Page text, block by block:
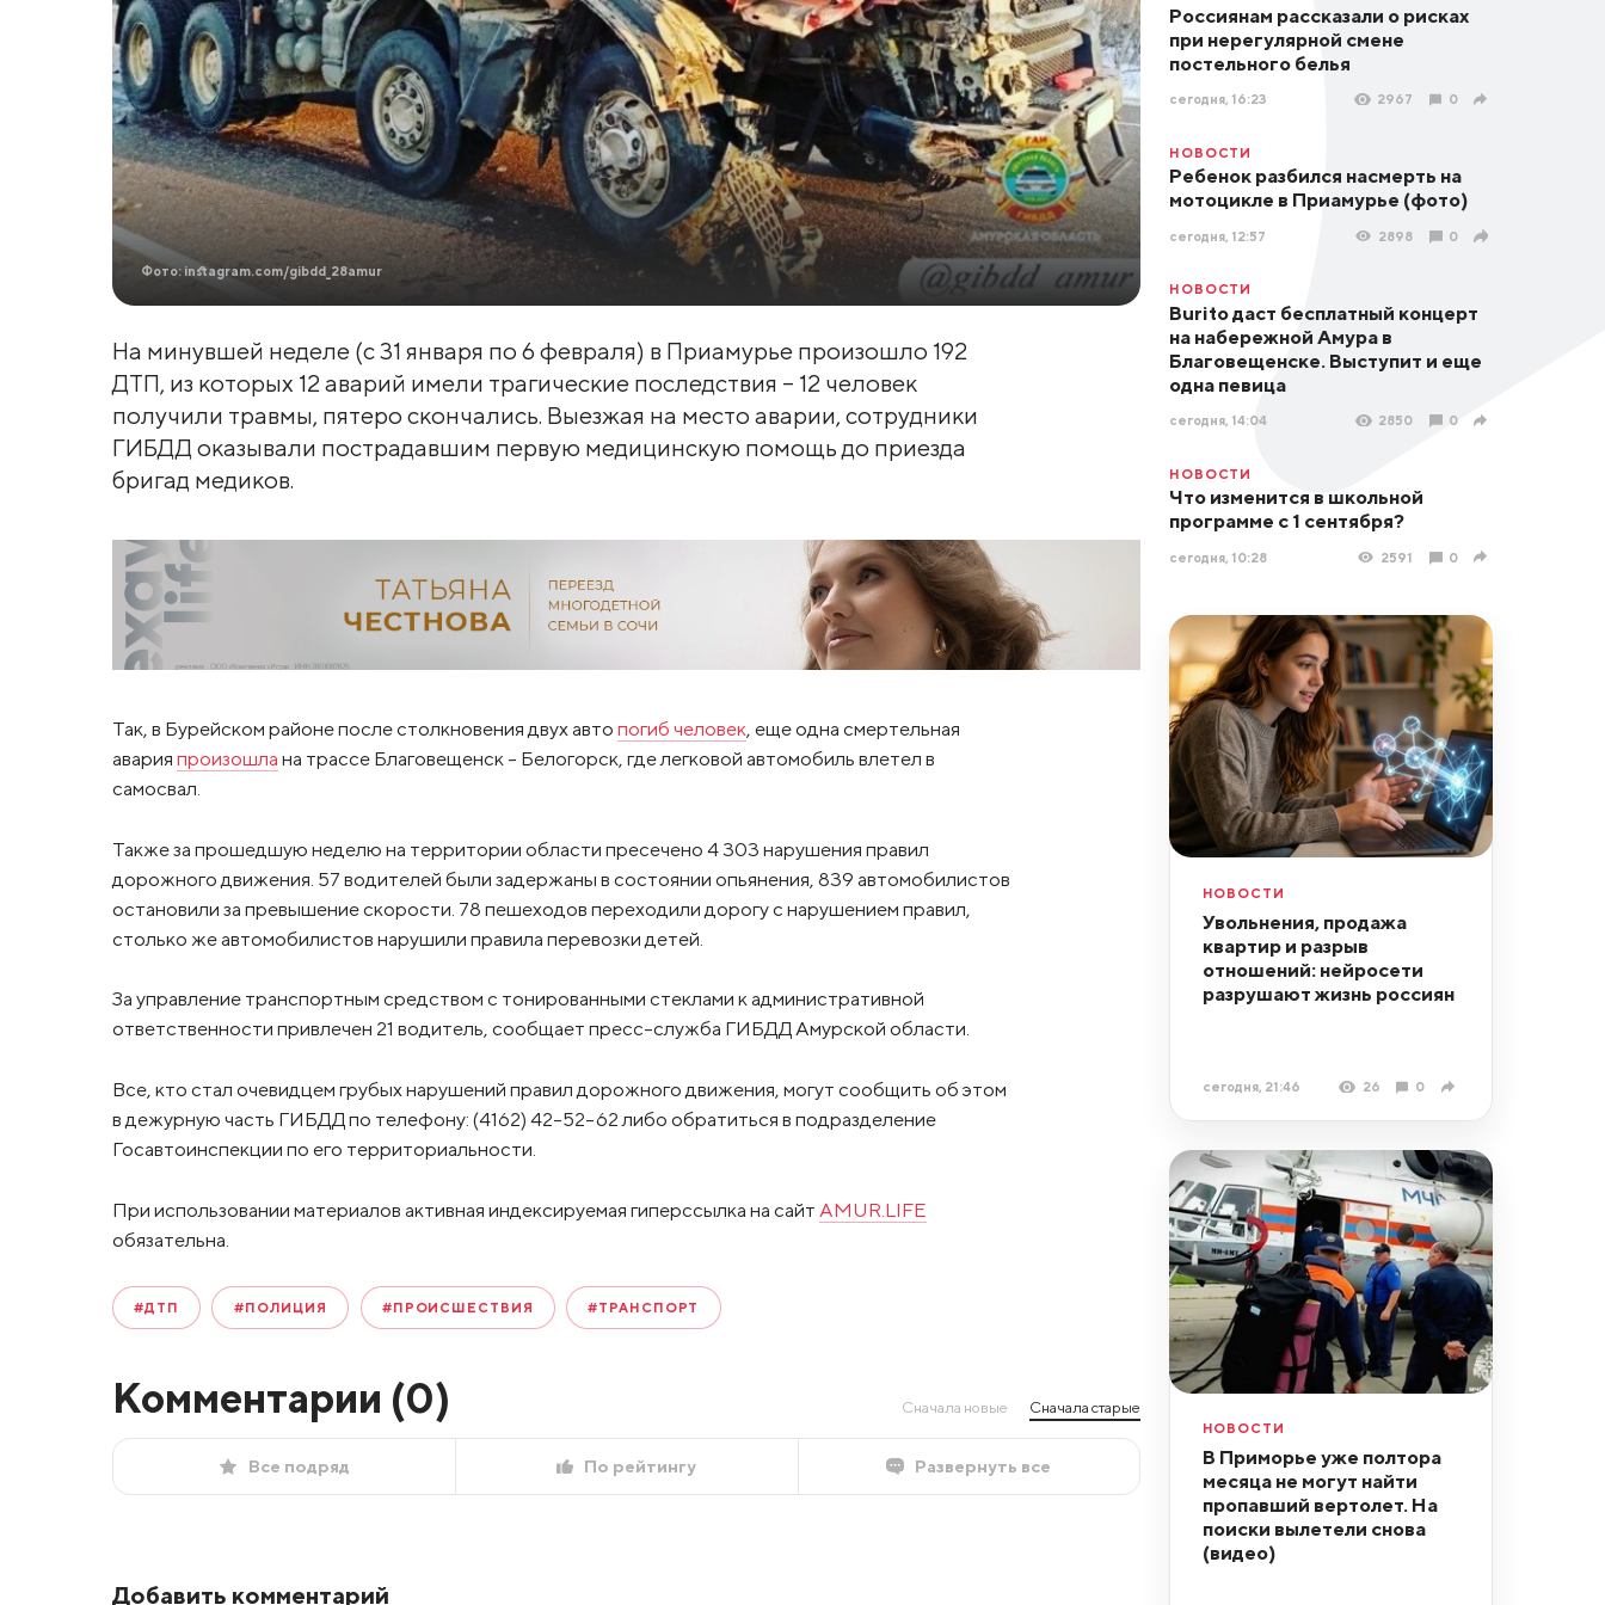
Фото: instagram.com/gibdd_28amur
На минувшей неделе (с 31 января по 6 февраля) в Приамурье произошло 192
ДТП, из которых 12 аварий имели трагические последствия – 12 человек
получили травмы, пятеро скончались. Выезжая на место аварии, сотрудники
ГИБДД оказывали пострадавшим первую медицинскую помощь до приезда
бригад медиков.
Так, в Бурейском районе после столкновения двух авто погиб человек, еще одна смертельная
авария произошла на трассе Благовещенск – Белогорск, где легковой автомобиль влетел в
самосвал.
Также за прошедшую неделю на территории области пресечено 4 303 нарушения правил
дорожного движения. 57 водителей были задержаны в состоянии опьянения, 839 автомобилистов
остановили за превышение скорости. 78 пешеходов переходили дорогу с нарушением правил,
столько же автомобилистов нарушили правила перевозки детей.
За управление транспортным средством с тонированными стеклами к административной
ответственности привлечен 21 водитель, сообщает пресс-служба ГИБДД Амурской области.
Все, кто стал очевидцем грубых нарушений правил дорожного движения, могут сообщить об этом
в дежурную часть ГИБДД по телефону: (4162) 42-52-62 либо обратиться в подразделение
Госавтоинспекции по его территориальности.
При использовании материалов активная индексируемая гиперссылка на сайт AMUR.LIFE
обязательна.
#ДТП #ПОЛИЦИЯ #ПРОИСШЕСТВИЯ #ТРАНСПОРТ
Комментарии (0) Сначала новые Сначала старые
Все подряд По рейтингу Развернуть все
Добавить комментарий
Россиянам рассказали о рисках
при нерегулярной смене
постельного белья
сегодня, 16:23 2967 0
НОВОСТИ
Ребенок разбился насмерть на
мотоцикле в Приамурье (фото)
сегодня, 12:57 2898 0
НОВОСТИ
Burito даст бесплатный концерт
на набережной Амура в
Благовещенске. Выступит и еще
одна певица
сегодня, 14:04 2850 0
НОВОСТИ
Что изменится в школьной
программе с 1 сентября?
сегодня, 10:28 2591 0
НОВОСТИ
Увольнения, продажа
квартир и разрыв
отношений: нейросети
разрушают жизнь россиян
сегодня, 21:46 26 0
НОВОСТИ
В Приморье уже полтора
месяца не могут найти
пропавший вертолет. На
поиски вылетели снова
(видео)